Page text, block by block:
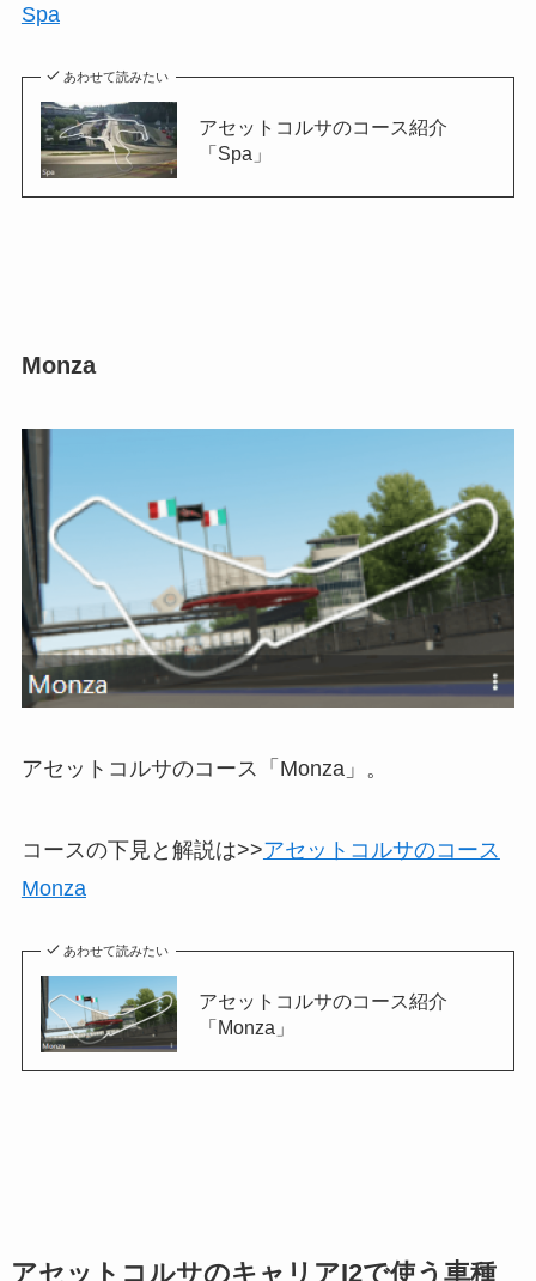
Spa
あわせて読みたい
アセットコルサのコース紹介
「Spa」
Monza
アセットコルサのコース「Monza」。
コースの下見と解説は>>アセットコルサのコース
Monza
あわせて読みたい
アセットコルサのコース紹介
「Monza」
アセットコルサのキャリアI2で使う車種